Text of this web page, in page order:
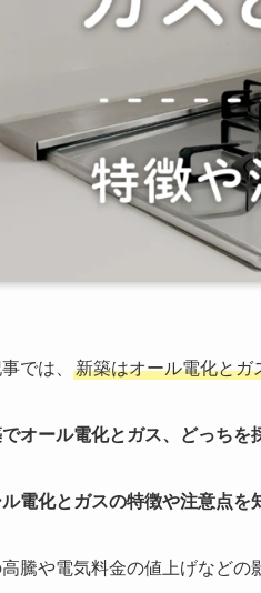
では、 新築はオール電化とガ
オール電化とガス、どっちを
電化とガスの特徴や注意点を
騰や電気料金の値上げなど